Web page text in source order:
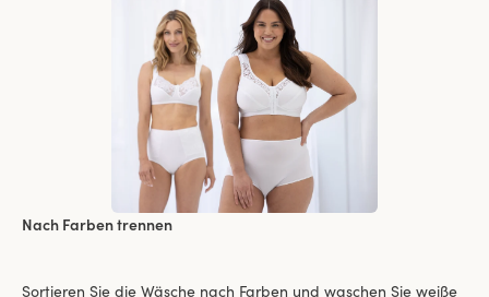
Nach Farben trennen
Sortieren Sie die Wäsche nach Farben und waschen Sie weiße